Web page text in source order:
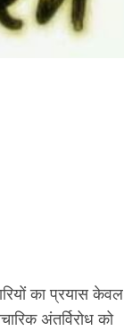
का प्रयास केवल
अंतर्विरोध को